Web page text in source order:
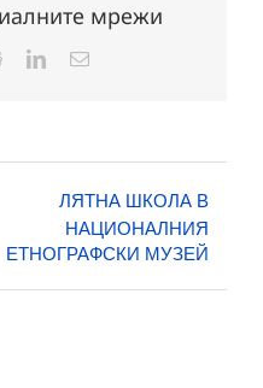
мрежи
RedditLinkedInЕлектронна
ЛЯТНА ШКОЛА В
НАЦИОНАЛНИЯ
ЕТНОГРАФСКИ МУЗЕЙ